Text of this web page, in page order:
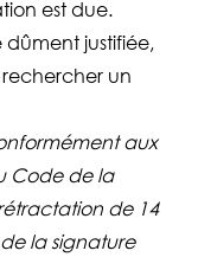
est due.
justifiée,
un
aux
Code de la
de 14
la signature